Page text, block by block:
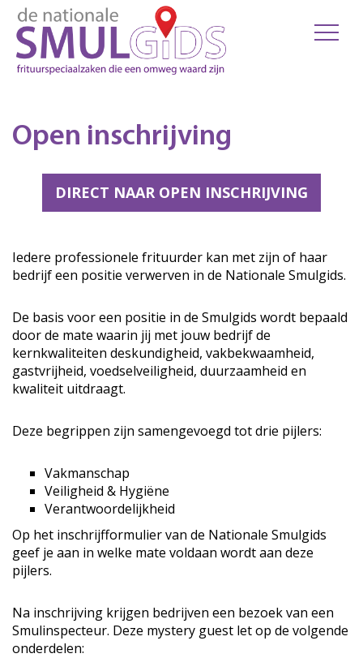
Open inschrijving
DIRECT NAAR OPEN INSCHRIJVING
Iedere professionele frituurder kan met zijn of haar
bedrijf een positie verwerven in de Nationale Smulgids.
De basis voor een positie in de Smulgids wordt bepaald
door de mate waarin jij met jouw bedrijf de
kernkwaliteiten deskundigheid, vakbekwaamheid,
gastvrijheid, voedselveiligheid, duurzaamheid en
kwaliteit uitdraagt.
Deze begrippen zijn samengevoegd tot drie pijlers:
Vakmanschap
Veiligheid & Hygiëne
Verantwoordelijkheid
Op het inschrijfformulier van de Nationale Smulgids
geef je aan in welke mate voldaan wordt aan deze
pijlers.
Na inschrijving krijgen bedrijven een bezoek van een
Smulinspecteur. Deze mystery guest let op de volgende
onderdelen: